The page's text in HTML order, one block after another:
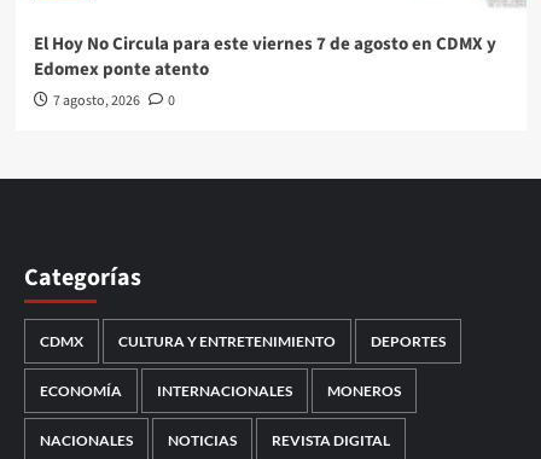
El Hoy No Circula para este viernes 7 de agosto en CDMX y
Edomex ponte atento
7 agosto, 2026 0
Categorías
CDMX CULTURA Y ENTRETENIMIENTO DEPORTES
ECONOMÍA INTERNACIONALES MONEROS
NACIONALES NOTICIAS REVISTA DIGITAL